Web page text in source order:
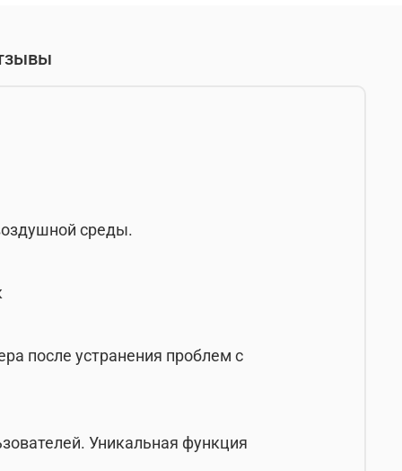
среды.
после устранения проблем с
Уникальная функция